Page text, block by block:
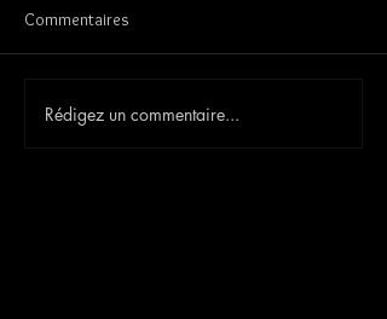
Mariage Maïté et Vincent
Commentaires
Rédigez un commentaire...